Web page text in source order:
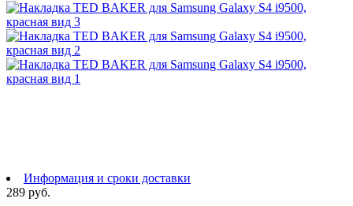
Информация и сроки доставки
289 руб.